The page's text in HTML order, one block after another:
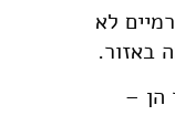
לא
באזור.
הן –